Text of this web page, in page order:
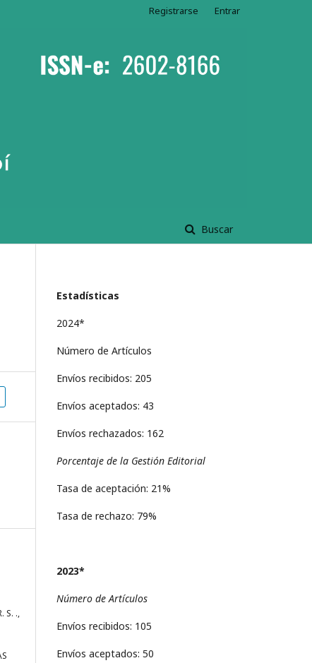
Buscar
Registrarse Entrar
S. .,
Estadísticas
2024*
Número de Artículos
Envíos recibidos: 205
Envíos aceptados: 43
Envíos rechazados: 162
Porcentaje de la Gestión Editorial
Tasa de aceptación: 21%
Tasa de rechazo: 79%
2023*
Número de Artículos
Envíos recibidos: 105
Envíos aceptados: 50